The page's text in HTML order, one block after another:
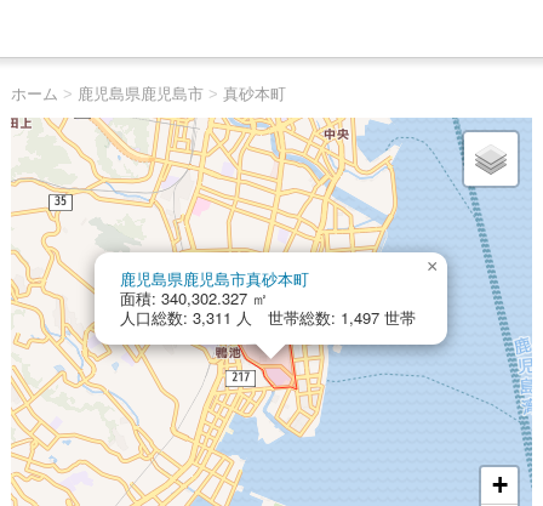
ホーム > 鹿児島県鹿児島市> 真砂本町
鹿児島県鹿児島市真砂本町
面積: 340,302.327 ㎡
人口総数: 3,311 人 世帯総数: 1,497 世帯
×
+